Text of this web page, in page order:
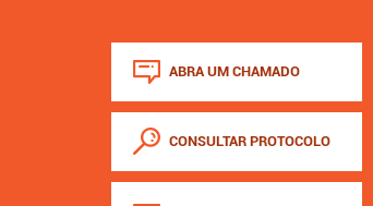
ABRA UM CHAMADO
CONSULTAR PROTOCOLO